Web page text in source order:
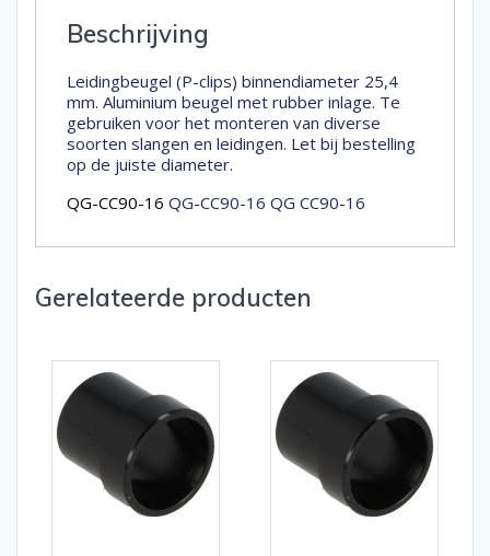
Beschrijving
Leidingbeugel (P-clips) binnendiameter 25,4
mm. Aluminium beugel met rubber inlage. Te
gebruiken voor het monteren van diverse
soorten slangen en leidingen. Let bij bestelling
op de juiste diameter.
QG-CC90-16 QG-CC90-16 QG CC90-16
Gerelateerde producten